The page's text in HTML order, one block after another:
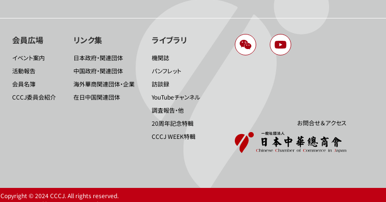
会員広場
イベント案内
活動報告
会員名簿
CCCJ委員会紹介
リンク集
日本政府・関連団体
中国政府・関連団体
海外華商関連団体・企業
在日中国関連団体
ライブラリ
機関誌
パンフレット
訪談録
YouTubeチャンネル
調査報告・他
20周年記念特輯
CCCJ WEEK特輯
お問合せ＆アクセス
Copyright © 2024 CCCJ. All rights reserved.